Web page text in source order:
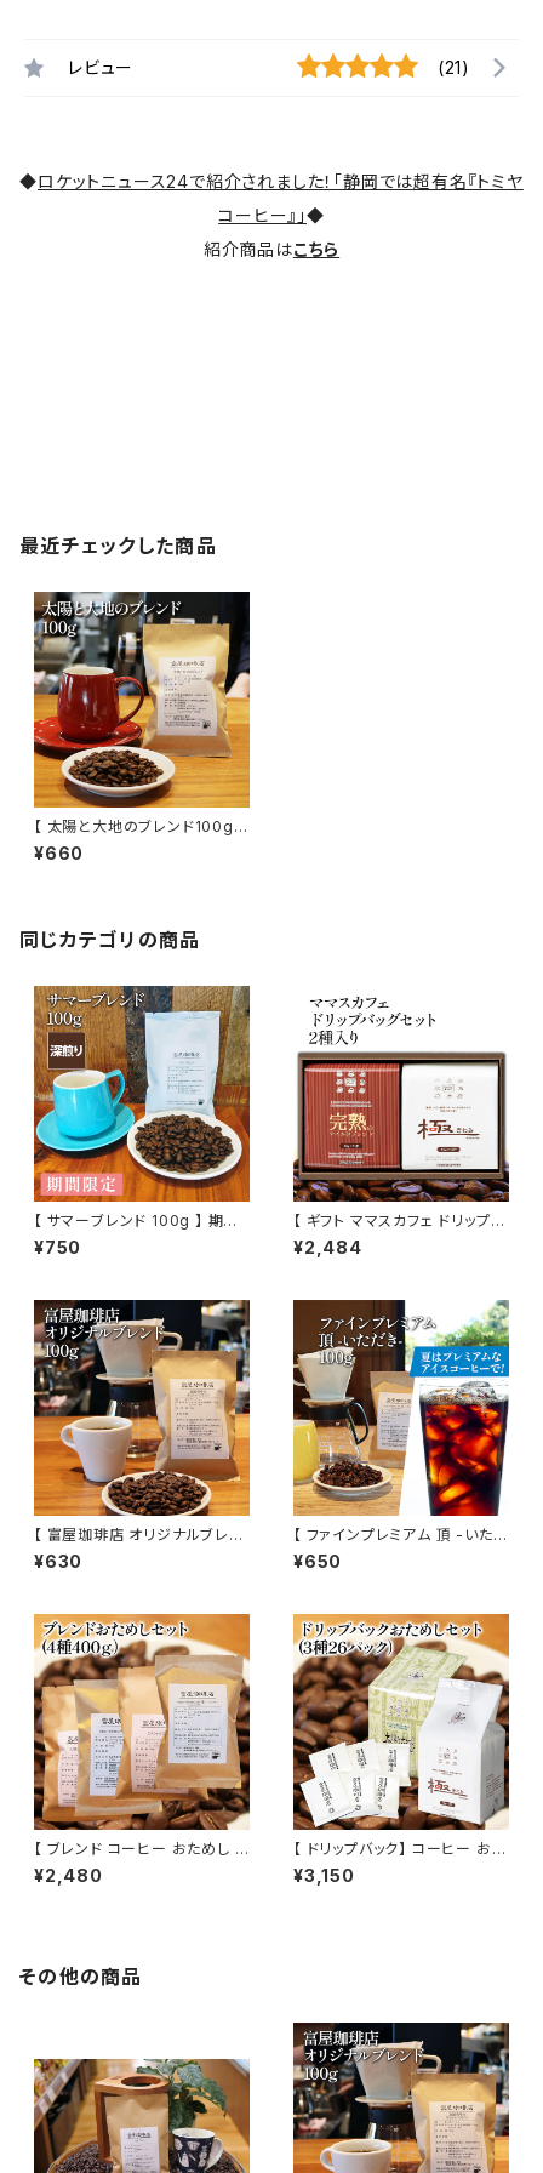
レビュー (21)
◆ロケットニュース24で紹介されました！「静岡では超有名『トミヤ
コーヒー』」◆
紹介商品はこちら
最近チェックした商品
【 太陽と大地のブレンド100g 】
中煎り メキシコ、ブラジル、コロ
ンビア、グァテマラ他 ドリップ 通
¥660
同じカテゴリの商品
【 サマーブレンド 100g 】 期間
限定 深煎り エルサルバドル グ
ァテマラ ケニア ドリップ トミヤ
¥750
【 ギフト ママスカフェ ドリップバ
ッグセット 2種入り 】 贈答箱 富
屋珈琲店 自家焙煎 お取り寄せ
¥2,484
【 富屋珈琲店 オリジナルブレン
ド 100g 】 中煎り ブラジル、グァ
テマラ ブレンド モーニング ドリ
¥630
【 ファインプレミアム 頂 -いただ
き- 100g 】 深煎り フレンチロ
ースト グァテマラ、コロンビア等
¥650
【 ブレンド コーヒー おためし セ
ット 4種 400g 】お試し セット
飲み比べ コーヒー トミヤコーヒ
¥2,480
【 ドリップバック】 コーヒー おた
めし セット 3種 26パック お試
し セット 飲み比べ コーヒー ト
¥3,150
その他の商品